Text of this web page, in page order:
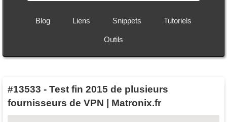
Blog Liens Snippets Tutoriels
Outils
#13533 - Test fin 2015 de plusieurs
fournisseurs de VPN | Matronix.fr